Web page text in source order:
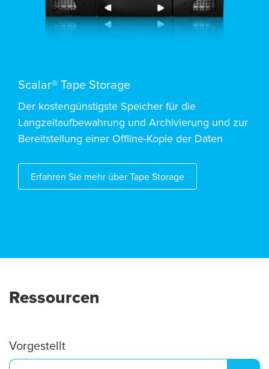
Scalar® Tape Storage
Der kostengünstigste Speicher für die
Langzeitaufbewahrung und Archivierung und zur
Bereitstellung einer Offline-Kopie der Daten
Erfahren Sie mehr über Tape Storage
Ressourcen
Vorgestellt